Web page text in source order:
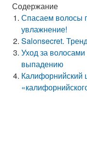
Содержание
Спасаем волосы
увлажнение!
Salonsecret.
Уход за
выпадению
Калифорнийский